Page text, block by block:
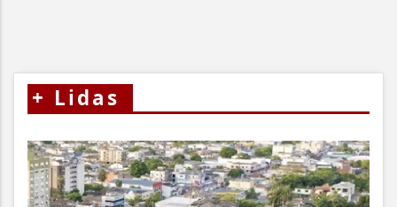
+ Lidas